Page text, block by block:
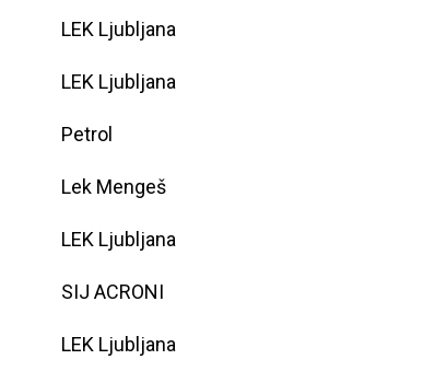
LEK Ljubljana
LEK Ljubljana
Petrol
Lek Mengeš
LEK Ljubljana
SIJ ACRONI
LEK Ljubljana